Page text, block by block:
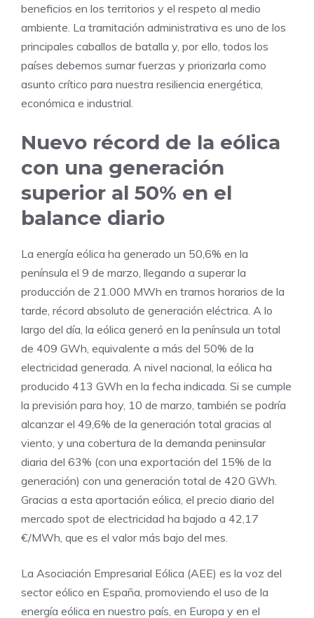
beneficios en los territorios y el respeto al medio
ambiente. La tramitación administrativa es uno de los
principales caballos de batalla y, por ello, todos los
países debemos sumar fuerzas y priorizarla como
asunto crítico para nuestra resiliencia energética,
económica e industrial.
Nuevo récord de la eólica
con una generación
superior al 50% en el
balance diario
La energía eólica ha generado un 50,6% en la
península el 9 de marzo, llegando a superar la
producción de 21.000 MWh en tramos horarios de la
tarde, récord absoluto de generación eléctrica. A lo
largo del día, la eólica generó en la península un total
de 409 GWh, equivalente a más del 50% de la
electricidad generada. A nivel nacional, la eólica ha
producido 413 GWh en la fecha indicada. Si se cumple
la previsión para hoy, 10 de marzo, también se podría
alcanzar el 49,6% de la generación total gracias al
viento, y una cobertura de la demanda peninsular
diaria del 63% (con una exportación del 15% de la
generación) con una generación total de 420 GWh.
Gracias a esta aportación eólica, el precio diario del
mercado spot de electricidad ha bajado a 42,17
€/MWh, que es el valor más bajo del mes.
La Asociación Empresarial Eólica (AEE) es la voz del
sector eólico en España, promoviendo el uso de la
energía eólica en nuestro país, en Europa y en el